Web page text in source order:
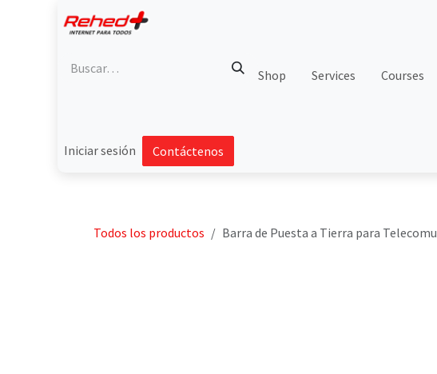
Shop Services Courses
Iniciar sesión Contáctenos
Todos los productos Barra de Puesta a Tierra para